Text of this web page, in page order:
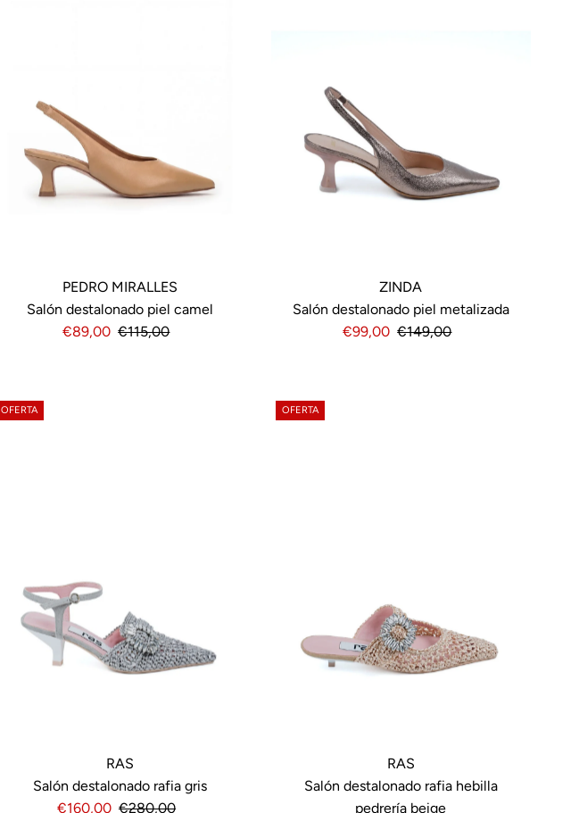
PEDRO MIRALLES
Salón destalonado piel camel
Precio
€89,00 Precio
€115,00
ZINDA
Salón destalonado piel metalizada
Precio
€99,00 Precio
€149,00
OFERTA
RAS
Salón destalonado rafia gris
Precio
€160,00 Precio
€280,00
OFERTA
RAS
Salón destalonado rafia hebilla
pedrería beige